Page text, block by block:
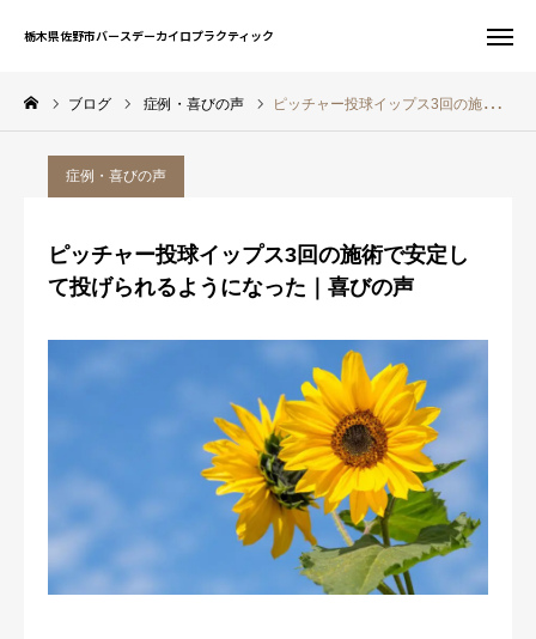
栃木県佐野市バースデーカイロプラクティック
ブログ 症例・喜びの声 ピッチャー投球イップス3回の施術で安定して投げられるようになった｜喜びの声
症例・喜びの声
ピッチャー投球イップス3回の施術で安定し
て投げられるようになった｜喜びの声
栃木県佐野市バースデーカイロプラクティック
お問い合わせ
サイト一覧
ホーム
症例・喜びの声